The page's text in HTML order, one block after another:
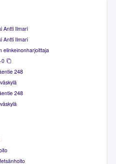
Antti Ilmari
Antti Ilmari
elinkeinonharjoittaja
0
248
248